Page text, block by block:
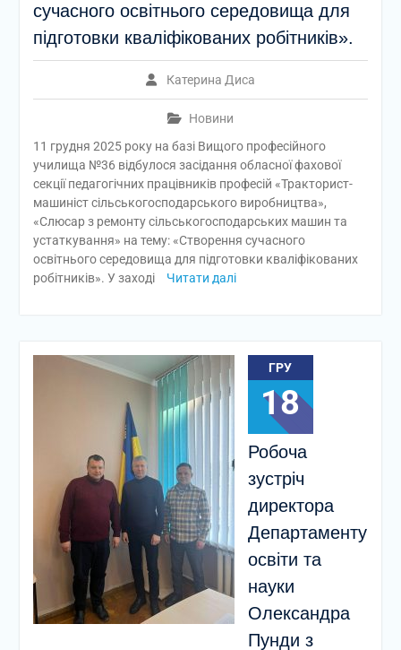
сучасного освітнього середовища для
підготовки кваліфікованих робітників».
Катерина Диса
Новини
11 грудня 2025 року на базі Вищого професійного
училища №36 відбулося засідання обласної фахової
секції педагогічних працівників професій «Тракторист-
машиніст сільськогосподарського виробництва»,
«Слюсар з ремонту сільськогосподарських машин та
устаткування» на тему: «Створення сучасного
освітнього середовища для підготовки кваліфікованих
робітників». У заході
Читати далі
ГРУ
18
Робоча
зустріч
директора
Департаменту
освіти та
науки
Олександра
Пунди з